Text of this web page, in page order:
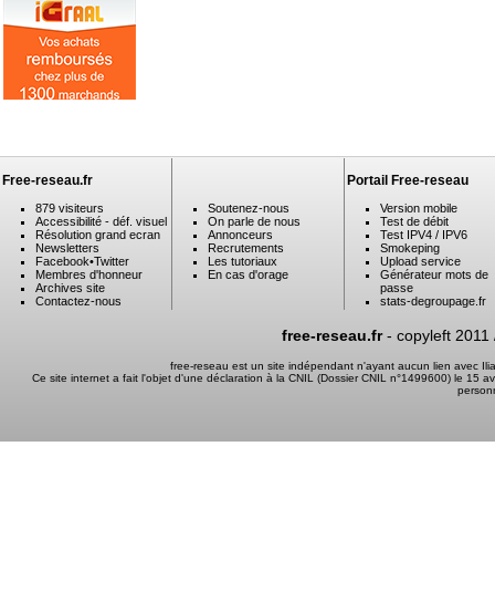
Free-reseau.fr
879 visiteurs
Accessibilité - déf. visuel
Résolution grand ecran
Newsletters
Facebook•Twitter
Membres d'honneur
Archives site
Contactez-nous
Soutenez-nous
On parle de nous
Annonceurs
Recrutements
Les tutoriaux
En cas d'orage
Portail Free-reseau
Version mobile
Test de débit
Test IPV4 / IPV6
Smokeping
Upload service
Générateur mots de
passe
stats-degroupage.fr
free-reseau.fr- copyleft 2011
free-reseau est un site indépendant n'ayant aucun lien avec
Ce site internet a fait l'objet d'une déclaration à la CNIL (Dossier CNIL n°1499600) le 15